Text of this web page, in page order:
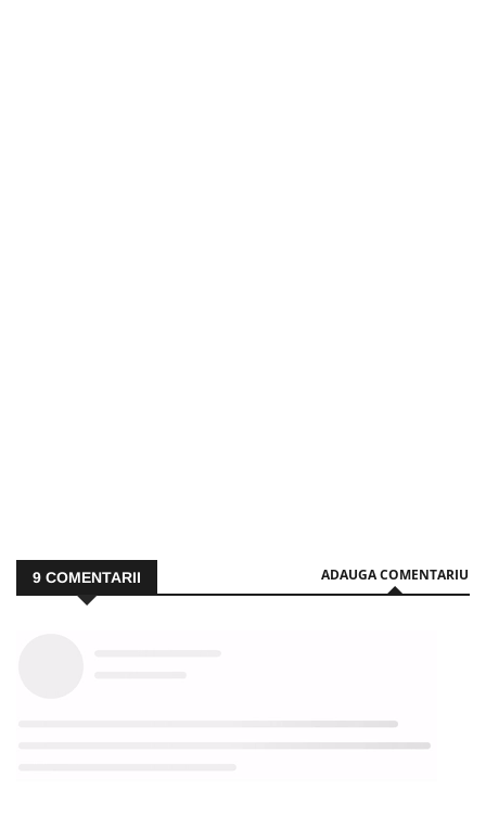
9 COMENTARII ADAUGA COMENTARIU